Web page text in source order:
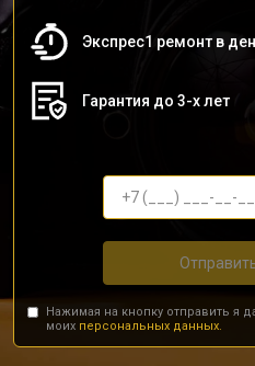
Экспрес1 ремонт в
Гарантия до 3-х лет
Нажимая на кнопку отправить я
моих персональных данных.